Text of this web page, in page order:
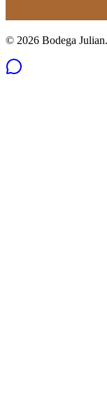
© 2026 Bodega